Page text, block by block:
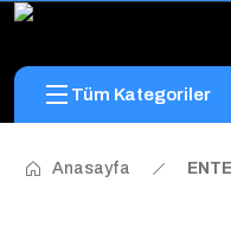
Tüm Kategoriler
Anasayfa